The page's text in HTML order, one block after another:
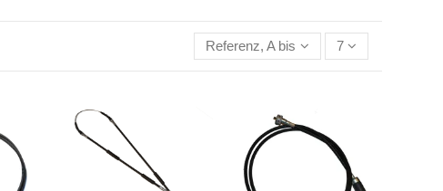
Referenz, A bis Z 7